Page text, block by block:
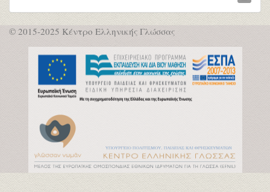
© 2015-2025 Κέντρο Ελληνικής Γλώσσας